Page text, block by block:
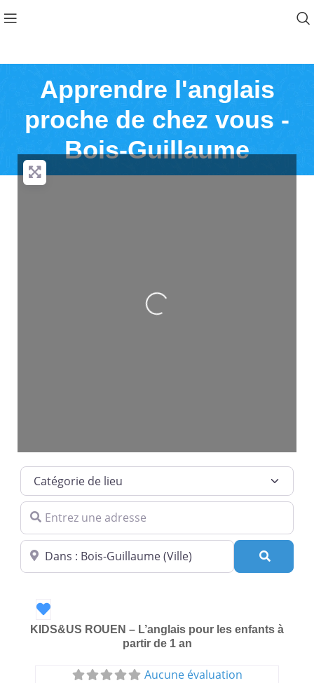
Apprendre l'anglais
proche de chez vous -
Bois-Guillaume
Loading...
Catégorie de lieu
Entrez une adresse
Dans quelle ville ?
Favori
KIDS&US ROUEN – L’anglais pour les enfants à
partir de 1 an
Aucune évaluation